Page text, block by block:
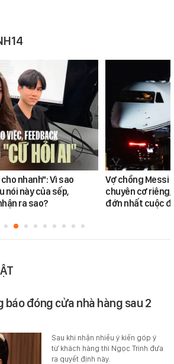
nhanh": Vì sao
nói này của sếp,
ra sao?
Vợ chồng Messi
chuyên cơ
đớn nhất cuộc
báo đóng cửa nhà hàng sau 2
Sau khi nhận nhiều ý kiến góp ý
từ khách hàng thì Ngọc Trinh đưa
ra quyết định này.